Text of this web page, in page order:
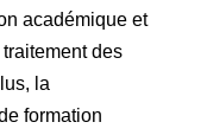
académique et
des
la
formation